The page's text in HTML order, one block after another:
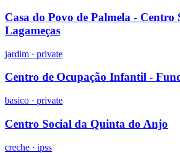
Casa do Povo de Palmela - Centro
Lagameças
jardim · private
Centro de Ocupação Infantil -
basico · private
Centro Social da Quinta do Anjo
creche · ipss